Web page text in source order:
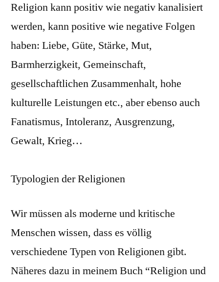
Religion kann positiv wie negativ kanalisiert
werden, kann positive wie negative Folgen
haben: Liebe, Güte, Stärke, Mut,
Barmherzigkeit, Gemeinschaft,
gesellschaftlichen Zusammenhalt, hohe
kulturelle Leistungen etc., aber ebenso auch
Fanatismus, Intoleranz, Ausgrenzung,
Gewalt, Krieg…
Typologien der Religionen
Wir müssen als moderne und kritische
Menschen wissen, dass es völlig
verschiedene Typen von Religionen gibt.
Näheres dazu in meinem Buch “Religion und